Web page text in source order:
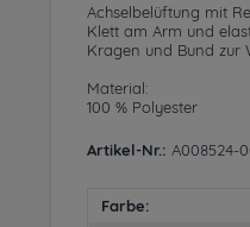
Achselbelüftung mit
Klett am Arm und
Kragen und Bund zur
Material:
100 % Polyester
Artikel-Nr.: A008524-
Farbe: